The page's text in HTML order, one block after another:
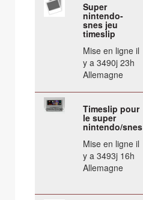
Super
nintendo-
snes jeu
timeslip
Mise en ligne il
y a 3490j 23h
Allemagne
Timeslip pour
le super
nintendo/snes
Mise en ligne il
y a 3493j 16h
Allemagne